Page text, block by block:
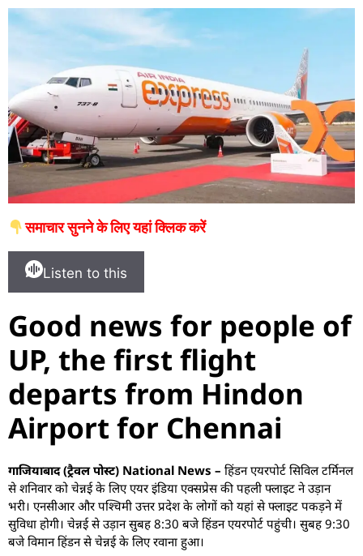
समाचार सुनने के लिए यहां क्लिक करें
Listen to this
Good news for people of
UP, the first flight
departs from Hindon
Airport for Chennai
गाजियाबाद (ट्रैवल पोस्ट) National News – हिंडन एयरपोर्ट सिविल टर्मिनल
से शनिवार को चेन्नई के लिए एयर इंडिया एक्सप्रेस की पहली फ्लाइट ने उड़ान
भरी। एनसीआर और पश्चिमी उत्तर प्रदेश के लोगों को यहां से फ्लाइट पकड़ने में
सुविधा होगी। चेन्नई से उड़ान सुबह 8:30 बजे हिंडन एयरपोर्ट पहुंची। सुबह 9:30
बजे विमान हिंडन से चेन्नई के लिए रवाना हुआ।